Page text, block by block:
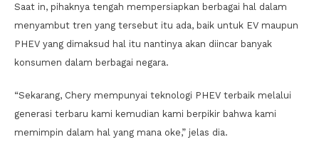
Saat in, pihaknya tengah mempersiapkan berbagai hal dalam
menyambut tren yang tersebut itu ada, baik untuk EV maupun
PHEV yang dimaksud hal itu nantinya akan diincar banyak
konsumen dalam berbagai negara.
“Sekarang, Chery mempunyai teknologi PHEV terbaik melalui
generasi terbaru kami kemudian kami berpikir bahwa kami
memimpin dalam hal yang mana oke,” jelas dia.